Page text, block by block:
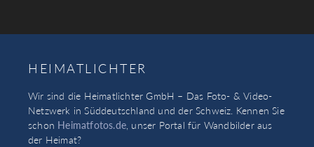
HEIMATLICHTER
Wir sind die Heimatlichter GmbH – Das Foto- & Video-
Netzwerk in Süddeutschland und der Schweiz. Kennen Sie
schon Heimatfotos.de , unser Portal für Wandbilder aus
der Heimat?